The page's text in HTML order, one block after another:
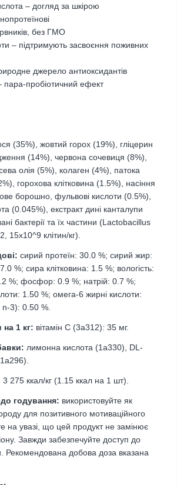
– догляд за шкірою
без ГМО
– підтримують засвоєння поживних
джерело антиоксидантів
пара-пробіотичний ефект
(35%), жовтий горох (19%), гліцерин
(14%), червона сочевиця (8%),
олія (5%), колаген (4%), патока
горохова клітковина (1.5%), насіння
борошно, фульвові кислоти (0.5%),
(0.045%), екстракт дині канталупи
бактерії та їх частини (Lactobacillus
15x10^9 клітин/кг).
сирий протеїн: 30.0 %; сирий жир:
%; сира клітковина: 1.5 %; вологість:
%; фосфор: 0.9 %; натрій: 0.7 %;
1.50 %; омега-6 жирні кислоти:
3): 0.50 %.
на 1 кг: вітамін C (3a312): 35 мг.
лимонна кислота (1a330), DL-
3 275 ккал/кг (1.15 ккал на 1 шт).
годування: використовуйте як
для позитивного мотиваційного
на увазі, що цей продукт не замінює
Завжди забезпечуйте доступ до
Рекомендована добова доза вказана